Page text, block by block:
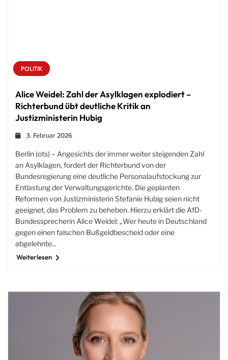
POLITIK
Alice Weidel: Zahl der Asylklagen explodiert –
Richterbund übt deutliche Kritik an
Justizministerin Hubig
3. Februar 2026
Berlin (ots) – Angesichts der immer weiter steigenden Zahl
an Asylklagen, fordert der Richterbund von der
Bundesregierung eine deutliche Personalaufstockung zur
Entlastung der Verwaltungsgerichte. Die geplanten
Reformen von Justizministerin Stefanie Hubig seien nicht
geeignet, das Problem zu beheben. Hierzu erklärt die AfD-
Bundessprecherin Alice Weidel: „Wer heute in Deutschland
gegen einen falschen Bußgeldbescheid oder eine
abgelehnte...
Weiterlesen